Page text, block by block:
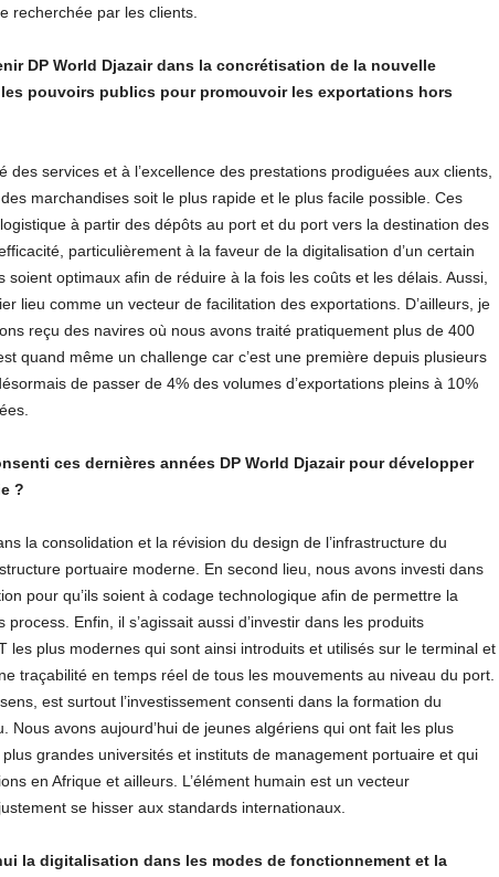
recherchée par les clients.
DP World Djazair dans la concrétisation de la nouvelle
pouvoirs publics pour promouvoir les exportations hors
des services et à l’excellence des prestations prodiguées aux clients,
marchandises soit le plus rapide et le plus facile possible. Ces
à partir des dépôts au port et du port vers la destination des
particulièrement à la faveur de la digitalisation d’un certain
soient optimaux afin de réduire à la fois les coûts et les délais. Aussi,
lieu comme un vecteur de facilitation des exportations. D’ailleurs, je
reçu des navires où nous avons traité pratiquement plus de 400
quand même un challenge car c’est une première depuis plusieurs
de passer de 4% des volumes d’exportations pleins à 10%
ces dernières années DP World Djazair pour développer
?
la consolidation et la révision du design de l’infrastructure du
portuaire moderne. En second lieu, nous avons investi dans
pour qu’ils soient à codage technologique afin de permettre la
process. Enfin, il s’agissait aussi d’investir dans les produits
les plus modernes qui sont ainsi introduits et utilisés sur le terminal et
traçabilité en temps réel de tous les mouvements au niveau du port.
est surtout l’investissement consenti dans la formation du
Nous avons aujourd’hui de jeunes algériens qui ont fait les plus
grandes universités et instituts de management portuaire et qui
en Afrique et ailleurs. L’élément humain est un vecteur
se hisser aux standards internationaux.
la digitalisation dans les modes de fonctionnement et la